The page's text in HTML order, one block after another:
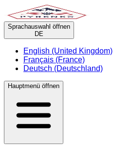
Sprachauswahl öffnen
DE
English (United Kingdom)
Français (France)
Deutsch (Deutschland)
Hauptmenü öffnen